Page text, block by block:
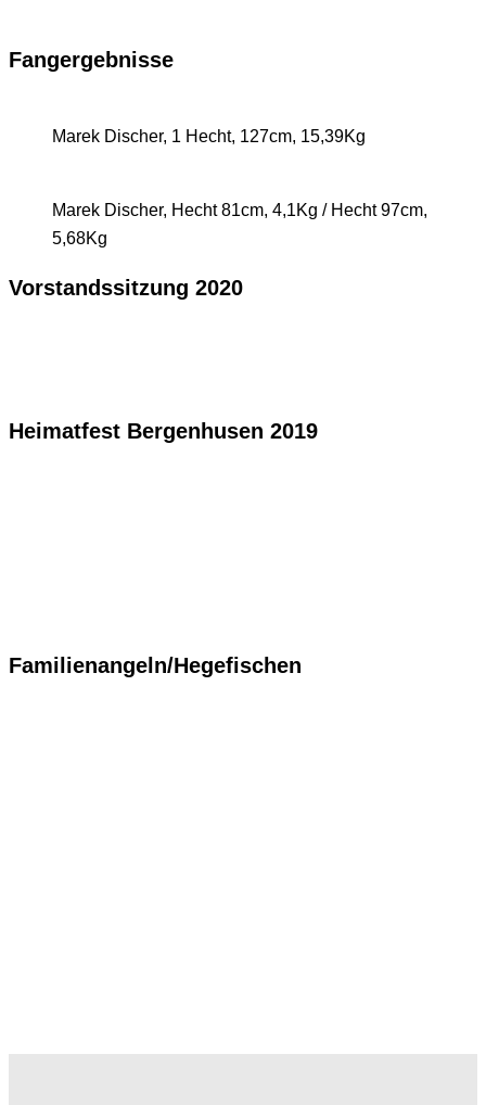
Fangergebnisse
Marek Discher, 1 Hecht, 127cm, 15,39Kg
Marek Discher, Hecht 81cm, 4,1Kg / Hecht 97cm,
5,68Kg
Vorstandssitzung 2020
Heimatfest Bergenhusen 2019
Familienangeln/Hegefischen